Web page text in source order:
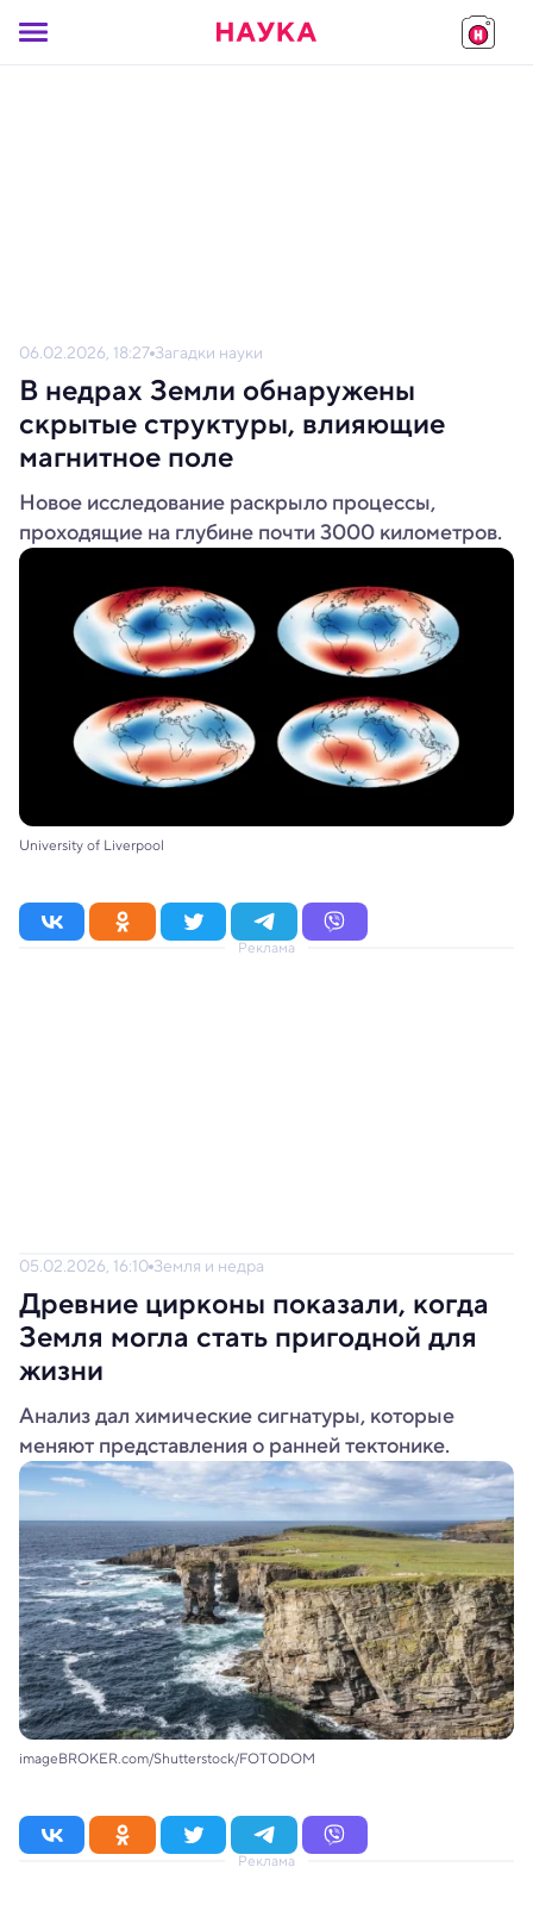
06.02.2026, 18:27 Загадки науки
В недрах Земли обнаружены
скрытые структуры, влияющие
магнитное поле
Новое исследование раскрыло процессы,
проходящие на глубине почти 3000 километров.
University of Liverpool
Реклама
05.02.2026, 16:10 Земля и недра
Древние цирконы показали, когда
Земля могла стать пригодной для
жизни
Анализ дал химические сигнатуры, которые
меняют представления о ранней тектонике.
imageBROKER.com/Shutterstock/FOTODOM
Реклама